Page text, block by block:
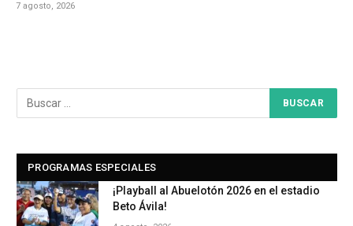
7 agosto, 2026
PROGRAMAS ESPECIALES
¡Playball al Abuelotón 2026 en el estadio
Beto Ávila!